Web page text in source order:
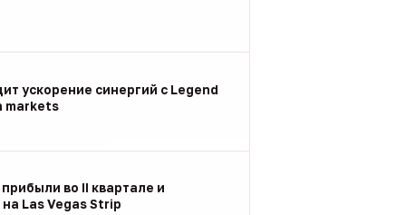
ускорение синергий с Legend
markets
во II квартале и
Las Vegas Strip